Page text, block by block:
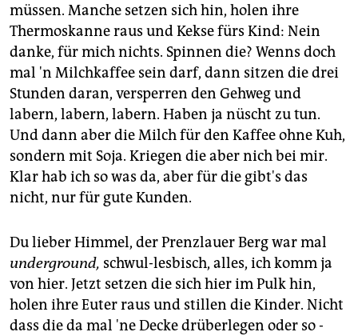
müssen. Manche setzen sich hin, holen ihre
Thermoskanne raus und Kekse fürs Kind: Nein
danke, für mich nichts. Spinnen die? Wenns doch
mal 'n Milchkaffee sein darf, dann sitzen die drei
Stunden daran, versperren den Gehweg und
labern, labern, labern. Haben ja nüscht zu tun.
Und dann aber die Milch für den Kaffee ohne Kuh,
sondern mit Soja. Kriegen die aber nich bei mir.
Klar hab ich so was da, aber für die gibt's das
nicht, nur für gute Kunden.
Du lieber Himmel, der Prenzlauer Berg war mal
underground, schwul-lesbisch, alles, ich komm ja
von hier. Jetzt setzen die sich hier im Pulk hin,
holen ihre Euter raus und stillen die Kinder. Nicht
dass die da mal 'ne Decke drüberlegen oder so -